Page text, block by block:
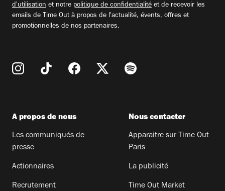
d'utilisation et notre politique de confidentialité et de recevoir les
emails de Time Out à propos de l'actualité, évents, offres et
promotionnelles de nos partenaires.
A propos de nous
Les communiqués de
presse
Actionnaires
Recrutement
Nous contacter
Apparaitre sur Time Out
Paris
La publicité
Time Out Market